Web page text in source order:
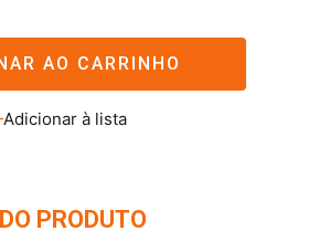
AO CARRINHO
PRODUTO